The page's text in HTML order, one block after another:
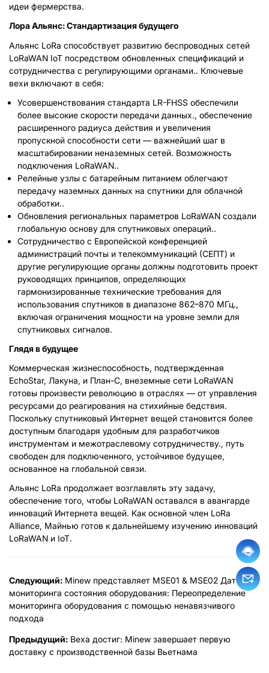
идеи фермерства.
Лора Альянс: Стандартизация будущего
Альянс LoRa способствует развитию беспроводных сетей
LoRaWAN IoT посредством обновленных спецификаций и
сотрудничества с регулирующими органами.. Ключевые
вехи включают в себя:
Усовершенствования стандарта LR-FHSS обеспечили
более высокие скорости передачи данных., обеспечение
расширенного радиуса действия и увеличения
пропускной способности сети — важнейший шаг в
масштабировании неназемных сетей. Возможность
подключения LoRaWAN..
Релейные узлы с батарейным питанием облегчают
передачу наземных данных на спутники для облачной
обработки..
Обновления региональных параметров LoRaWAN создали
глобальную основу для спутниковых операций..
Сотрудничество с Европейской конференцией
администраций почты и телекоммуникаций (СЕПТ) и
другие регулирующие органы должны подготовить проект
руководящих принципов, определяющих
гармонизированные технические требования для
использования спутников в диапазоне 862–870 МГц.,
включая ограничения мощности на уровне земли для
спутниковых сигналов.
Глядя в будущее
Коммерческая жизнеспособность, подтвержденная
EchoStar, Лакуна, и План-С, внеземные сети LoRaWAN
готовы произвести революцию в отраслях — от управления
ресурсами до реагирования на стихийные бедствия.
Поскольку спутниковый Интернет вещей становится более
доступным благодаря удобным для разработчиков
инструментам и межотраслевому сотрудничеству., путь
свободен для подключенного, устойчивое будущее,
основанное на глобальной связи.
Альянс LoRa продолжает возглавлять эту задачу,
обеспечение того, чтобы LoRaWAN оставался в авангарде
инноваций Интернета вещей. Как основной член LoRa
Alliance, Майнью готов к дальнейшему изучению инноваций
LoRaWAN и IoT.
Следующий: Minew представляет MSE01 & MSE02 Датчики
мониторинга состояния оборудования: Переопределение
мониторинга оборудования с помощью ненавязчивого
подхода
Предыдущий: Веха достиг: Minew завершает первую
доставку с производственной базы Вьетнама